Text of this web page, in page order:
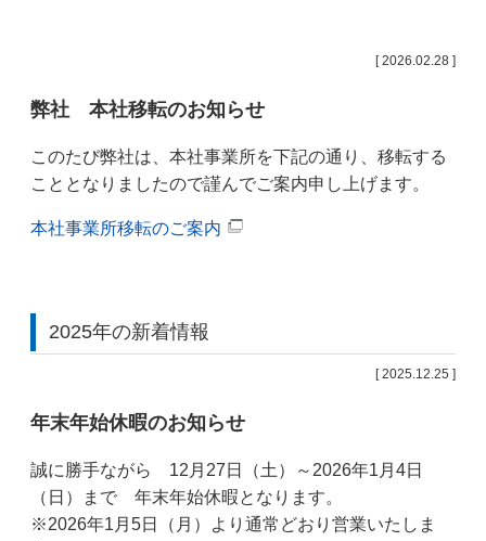
[ 2026.02.28 ]
弊社 本社移転のお知らせ
このたび弊社は、本社事業所を下記の通り、移転する
こととなりましたので謹んでご案内申し上げます。
本社事業所移転のご案内
2025年の新着情報
[ 2025.12.25 ]
年末年始休暇のお知らせ
誠に勝手ながら 12月27日（土）～2026年1月4日
（日）まで 年末年始休暇となります。
※2026年1月5日（月）より通常どおり営業いたしま